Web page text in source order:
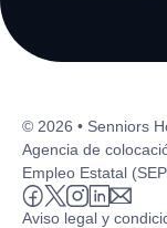
© 2026 • Senniors
Agencia de
Empleo Estatal
Aviso legal y